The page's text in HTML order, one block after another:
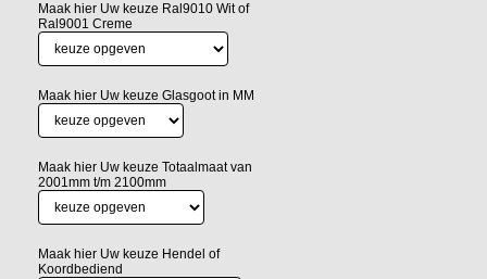
Maak hier Uw keuze Ral9010 Wit of
Ral9001 Creme
Maak hier Uw keuze Glasgoot in MM
Maak hier Uw keuze Totaalmaat van
2001mm t/m 2100mm
Maak hier Uw keuze Hendel of
Koordbediend